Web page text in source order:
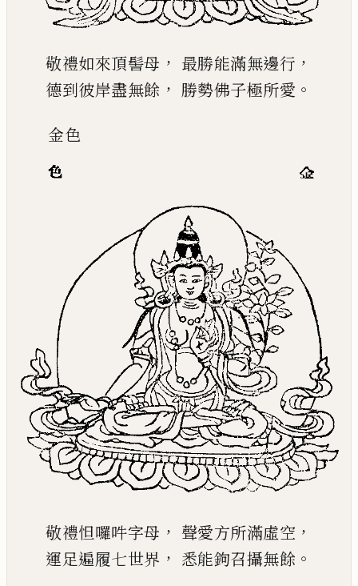
敬禮如來頂髻母 ， 最勝能滿無邊行 ，
德到彼岸盡無餘 ， 勝勢佛子極所愛 。
金色
敬禮怛囉吽字母 ， 聲愛方所滿虛空 ，
運足遍履七世界 ， 悉能鉤召攝無餘 。